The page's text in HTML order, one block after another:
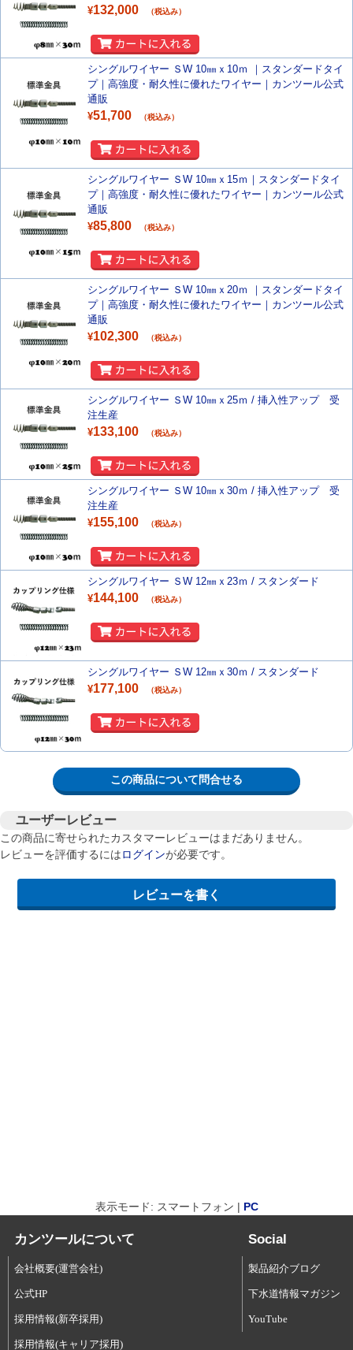
¥132,000 （税込み）
シングルワイヤー ＳW 10㎜ｘ10ｍ ｜スタンダードタイ
プ｜高強度・耐久性に優れたワイヤー｜カンツール公式
通販
¥51,700 （税込み）
シングルワイヤー ＳW 10㎜ｘ15ｍ｜スタンダードタイ
プ｜高強度・耐久性に優れたワイヤー｜カンツール公式
通販
¥85,800 （税込み）
シングルワイヤー ＳW 10㎜ｘ20ｍ ｜スタンダードタイ
プ｜高強度・耐久性に優れたワイヤー｜カンツール公式
通販
¥102,300 （税込み）
シングルワイヤー ＳW 10㎜ｘ25ｍ / 挿入性アップ 受
注生産
¥133,100 （税込み）
シングルワイヤー ＳW 10㎜ｘ30ｍ / 挿入性アップ 受
注生産
¥155,100 （税込み）
シングルワイヤー ＳW 12㎜ｘ23ｍ / スタンダード
¥144,100 （税込み）
シングルワイヤー ＳW 12㎜ｘ30ｍ / スタンダード
¥177,100 （税込み）
この商品について問合せる
ユーザーレビュー
この商品に寄せられたカスタマーレビューはまだありません。
レビューを評価するにはログインが必要です。
表示モード: スマートフォン | PC
カンツールについて
会社概要(運営会社)
公式HP
採用情報(新卒採用)
採用情報(キャリア採用)
Social
製品紹介ブログ
下水道情報マガジン
YouTube